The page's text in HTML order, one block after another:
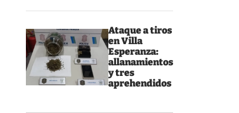
Ataque a tiros
en Villa
Esperanza:
allanamientos
y tres
aprehendidos